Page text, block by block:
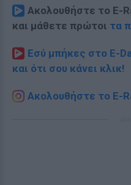
Ακολουθήστε το E-
και μάθετε πρώτοι τα
Εσύ μπήκες στο E-
και ότι σου κάνει κλικ!
Ακολουθήστε το E-